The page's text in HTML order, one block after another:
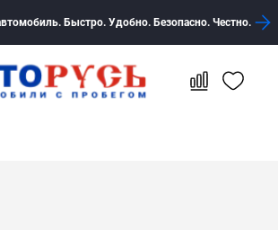
Быстро. Удобно. Безопасно. Честно.